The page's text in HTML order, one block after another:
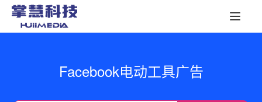
Facebook电动工具广告